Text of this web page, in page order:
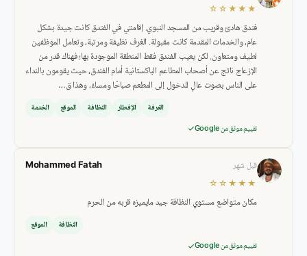
★★★☆☆
فندق هادئ وقريب من المسجد النبوي. إقامتي في الفندق كانت جيدة بشكل
عام، والخدمات المقدمة كانت مقبولة. الغرف نظيفة ومرتبة، وتعامل الموظفين
لطيف ومتعاون. لكن يعيب الفندق فقط المنطقة الموجودة بها؛ فهناك قدر من
الإزعاج ناتج عن أصحاب المطاعم الباكستانية أمام الفندق، حيث يقومون بالنداء
على الناس بصوت عالٍ للدخول إلى المطعم صباحًا ومساءً، وهذا ق…
الخدمة الموقع النظافة الإفطار
الغرفة
تقييم موثق من Google
Mohammed Fatah
قبل شهر
★★★☆☆
مكان متواضع مستوي النظافة جيد مايميزه قربه من الحرم
الموقع
النظافة
تقييم موثق من Google